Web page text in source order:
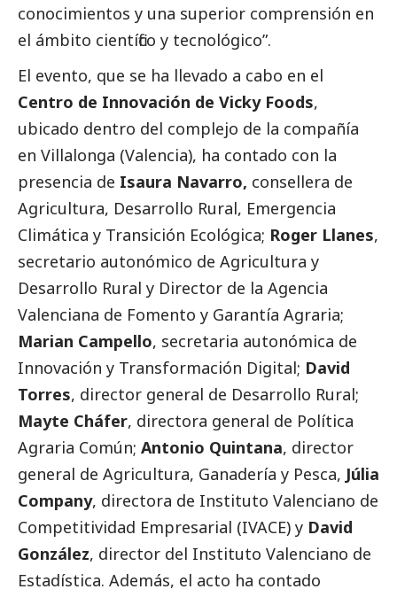
conocimientos y una superior comprensión en
el ámbito científico y tecnológico”.
El evento, que se ha llevado a cabo en el
Centro de Innovación de Vicky Foods,
ubicado dentro del complejo de la compañía
en Villalonga (Valencia), ha contado con la
presencia de Isaura Navarro, consellera de
Agricultura, Desarrollo Rural, Emergencia
Climática y Transición Ecológica; Roger Llanes,
secretario autonómico de Agricultura y
Desarrollo Rural y Director de la Agencia
Valenciana de Fomento y Garantía Agraria;
Marian Campello, secretaria autonómica de
Innovación y Transformación Digital; David
Torres, director general de Desarrollo Rural;
Mayte Cháfer, directora general de Política
Agraria Común; Antonio Quintana, director
general de Agricultura, Ganadería y Pesca, Júlia
Company, directora de Instituto Valenciano de
Competitividad Empresarial (IVACE) y David
González, director del Instituto Valenciano de
Estadística. Además, el acto ha contado